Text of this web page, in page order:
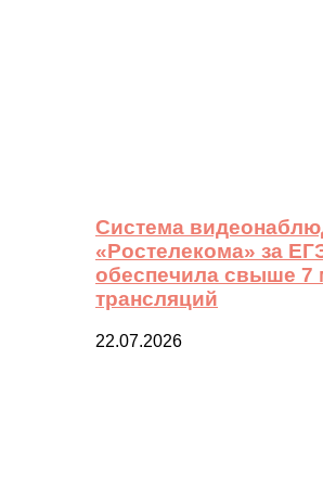
Система
«Ростелекома» за
обеспечила свыше 7
трансляций
22.07.2026